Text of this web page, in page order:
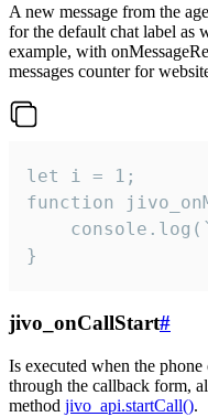
A new message from the
for the default chat label as
example, with
messages counter for
let i = 1;
function
}
jivo_onCallStart#
Is executed when the
through the callback form,
method jivo_api.startCall().